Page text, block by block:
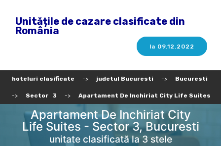
Unitățile de cazare clasificate din
România
la 09.12.2022
hoteluri clasificate -> judetul Bucuresti -> Bucuresti
-> Sector 3 -> Apartament De Inchiriat City Life Suites
Apartament De Inchiriat City
Life Suites - Sector 3, Bucuresti
unitate clasificată la 3 stele